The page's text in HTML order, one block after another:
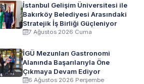
İstanbul Gelişim Üniversitesi ile
Bakırköy Belediyesi Arasındaki
Stratejik İş Birliği Güçleniyor
7 Ağustos 2026 Cuma
İGÜ Mezunları Gastronomi
Alanında Başarılarıyla Öne
Çıkmaya Devam Ediyor
6 Ağustos 2026 Perşembe